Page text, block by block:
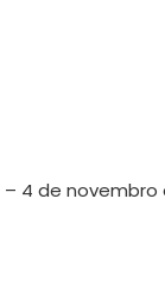
– 4 de novembro